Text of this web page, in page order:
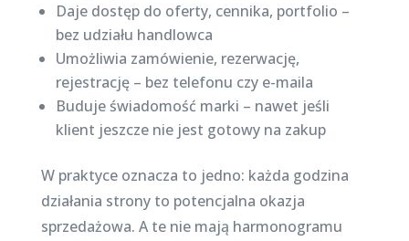
Daje dostęp do oferty, cennika, portfolio –
bez udziału handlowca
Umożliwia zamówienie, rezerwację,
rejestrację – bez telefonu czy e-maila
Buduje świadomość marki – nawet jeśli
klient jeszcze nie jest gotowy na zakup
W praktyce oznacza to jedno: każda godzina
działania strony to potencjalna okazja
sprzedażowa. A te nie mają harmonogramu